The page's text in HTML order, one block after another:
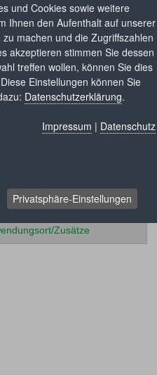
und Cookies sowie weitere
Ihnen den Aufenthalt auf unserer
machen und die Zugriffszahlen
akzeptieren stimmen Sie dessen
treffen wollen, können Sie dies
Einstellungen können Sie
Datenschutzerklärung.
Impressum | Datenschutz
Privatsphäre-Einstellungen
Zusätze